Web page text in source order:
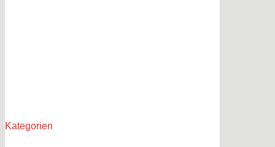
Kategorien